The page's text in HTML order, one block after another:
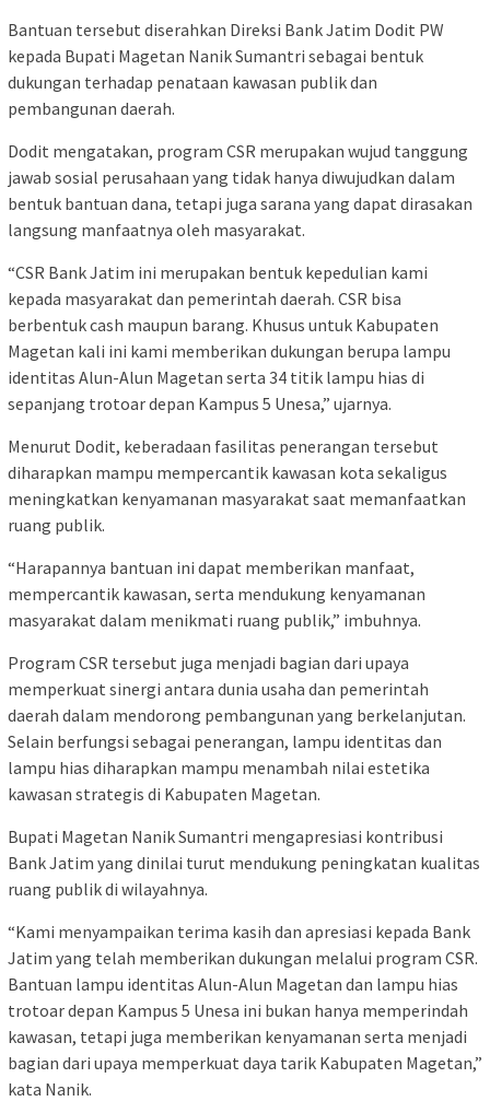
Bantuan tersebut diserahkan Direksi Bank Jatim Dodit PW
kepada Bupati Magetan Nanik Sumantri sebagai bentuk
dukungan terhadap penataan kawasan publik dan
pembangunan daerah.
Dodit mengatakan, program CSR merupakan wujud tanggung
jawab sosial perusahaan yang tidak hanya diwujudkan dalam
bentuk bantuan dana, tetapi juga sarana yang dapat dirasakan
langsung manfaatnya oleh masyarakat.
“CSR Bank Jatim ini merupakan bentuk kepedulian kami
kepada masyarakat dan pemerintah daerah. CSR bisa
berbentuk cash maupun barang. Khusus untuk Kabupaten
Magetan kali ini kami memberikan dukungan berupa lampu
identitas Alun-Alun Magetan serta 34 titik lampu hias di
sepanjang trotoar depan Kampus 5 Unesa,” ujarnya.
Menurut Dodit, keberadaan fasilitas penerangan tersebut
diharapkan mampu mempercantik kawasan kota sekaligus
meningkatkan kenyamanan masyarakat saat memanfaatkan
ruang publik.
“Harapannya bantuan ini dapat memberikan manfaat,
mempercantik kawasan, serta mendukung kenyamanan
masyarakat dalam menikmati ruang publik,” imbuhnya.
Program CSR tersebut juga menjadi bagian dari upaya
memperkuat sinergi antara dunia usaha dan pemerintah
daerah dalam mendorong pembangunan yang berkelanjutan.
Selain berfungsi sebagai penerangan, lampu identitas dan
lampu hias diharapkan mampu menambah nilai estetika
kawasan strategis di Kabupaten Magetan.
Bupati Magetan Nanik Sumantri mengapresiasi kontribusi
Bank Jatim yang dinilai turut mendukung peningkatan kualitas
ruang publik di wilayahnya.
“Kami menyampaikan terima kasih dan apresiasi kepada Bank
Jatim yang telah memberikan dukungan melalui program CSR.
Bantuan lampu identitas Alun-Alun Magetan dan lampu hias
trotoar depan Kampus 5 Unesa ini bukan hanya memperindah
kawasan, tetapi juga memberikan kenyamanan serta menjadi
bagian dari upaya memperkuat daya tarik Kabupaten Magetan,”
kata Nanik.